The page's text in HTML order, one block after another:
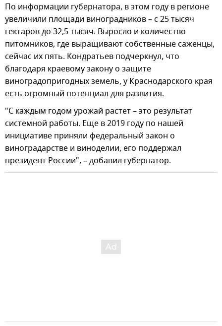
По информации губернатора, в этом году в регионе
увеличили площади виноградников – с 25 тысяч
гектаров до 32,5 тысяч. Выросло и количество
питомников, где выращивают собственные саженцы,
сейчас их пять. Кондратьев подчеркнул, что
благодаря краевому закону о защите
виноградопригодных земель, у Краснодарского края
есть огромный потенциал для развития.
"С каждым годом урожай растет – это результат
системной работы. Еще в 2019 году по нашей
инициативе приняли федеральный закон о
виноградарстве и виноделии, его поддержал
президент России", – добавил губернатор.